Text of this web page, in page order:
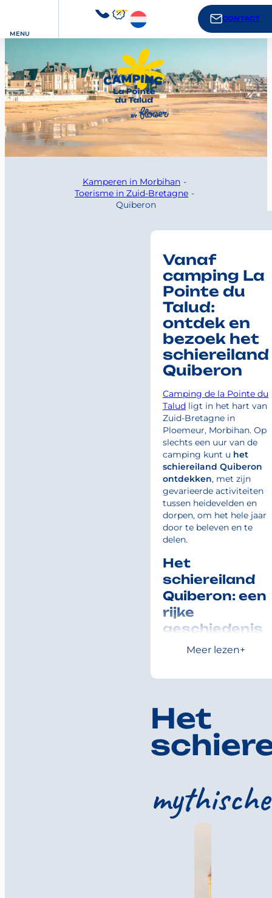
MENU
CONTACT
Kamperen in Morbihan
Toerisme in Zuid-Bretagne
Quiberon
Het
mythische
Vanaf
camping La
Pointe du
Talud:
ontdek en
bezoek het
schiereiland
Quiberon
Camping de la Pointe du
Talud ligt in het hart van
Zuid-Bretagne in
Ploemeur, Morbihan. Op
slechts een uur van de
camping kunt u het
schiereiland Quiberon
ontdekken, met zijn
gevarieerde activiteiten
tussen heidevelden en
dorpen, om het hele jaar
door te beleven en te
delen.
Meer lezen
Het
schiereiland
Quiberon: een
rijke
geschiedenis
om te
de Atlantische Oceaan, is
een badplaats vol
schatten
dankzij zijn
rijke en gevarieerde
geschiedenis. In
dolmens en menhirs
te
zien, overblijfselen uit de
Armoricaanse
bisschopsmuts en de
gebroken menhir